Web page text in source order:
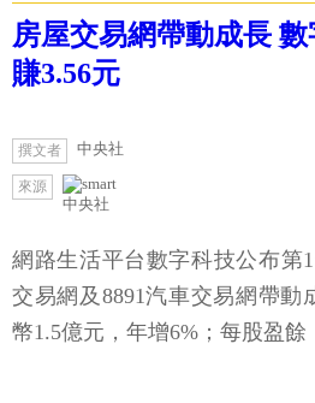
房屋交易網帶動成長
賺3.56元
撰文者 中央社
來源
中央社
網路生活平台數字科技公布第
交易網及8891汽車交易網帶動
幣1.5億元，年增6%；每股盈餘